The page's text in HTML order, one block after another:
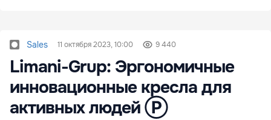
Sales 11 октября 2023, 10:00 9 440
Limani-Grup: Эргономичные
инновационные кресла для
активных людей Ⓟ